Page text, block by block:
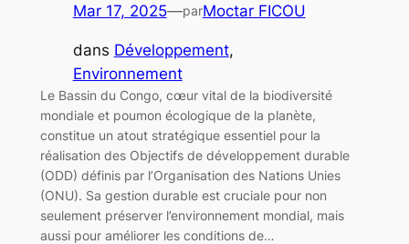
Mar 17, 2025—parMoctar FICOU
dans Développement
Environnement
Le Bassin du Congo, cœur vital de la biodiversité
mondiale et poumon écologique de la planète,
constitue un atout stratégique essentiel pour la
réalisation des Objectifs de développement durable
(ODD) définis par l’Organisation des Nations Unies
(ONU). Sa gestion durable est cruciale pour non
seulement préserver l’environnement mondial, mais
aussi pour améliorer les conditions de…